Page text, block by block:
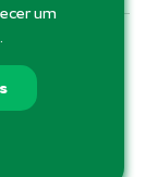
um